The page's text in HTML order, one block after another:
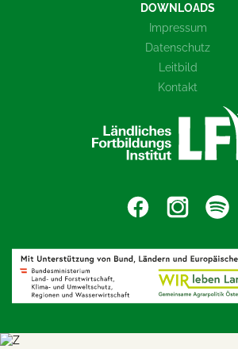
DOWNLOADS
Impressum
Datenschutz
Leitbild
Kontakt